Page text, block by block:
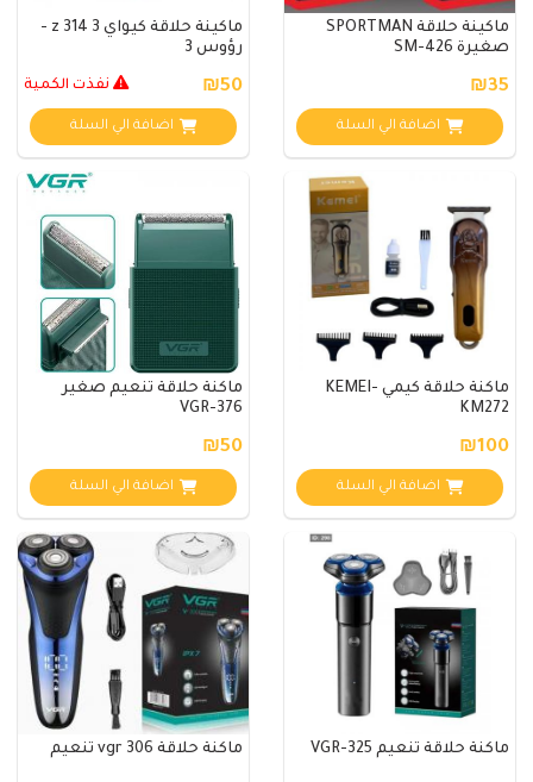
ماكينة حلاقة SPORTMAN
صغيرة SM-426
₪35
اضافة الي السلة
ماكينة حلاقة كيواي z 314 3 -
رؤوس 3
₪50 نفذت الكمية
اضافة الي السلة
ماكنة حلاقة كيمي KEMEI-
KM272
₪100
اضافة الي السلة
ماكنة حلاقة تنعيم صغير
VGR-376
₪50
اضافة الي السلة
ماكنة حلاقة تنعيم VGR-325 ماكنة حلاقة vgr 306 تنعيم